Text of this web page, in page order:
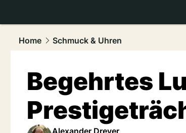
Home
Schmuck & Uhren
Begehrtes
Alexander Dreyer